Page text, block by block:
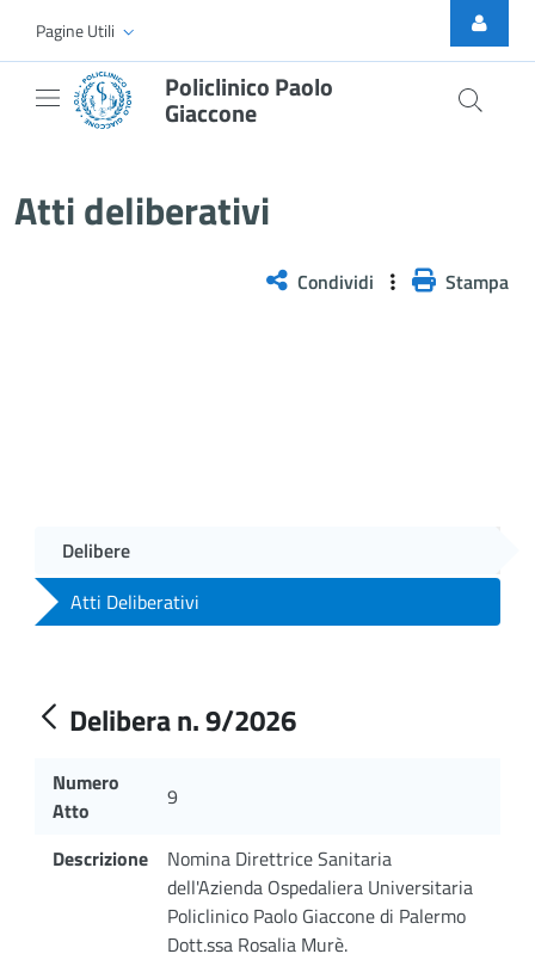
Skip to Main Content
Pagine Utili
Policlinico Paolo
Giaccone
Atti deliberativi
Condividi Stampa
Delibere
Atti Deliberativi
Delibera n. 9/2026
Numero
Atto
9
Descrizione
Nomina Direttrice Sanitaria
dell'Azienda Ospedaliera Universitaria
Policlinico Paolo Giaccone di Palermo
Dott.ssa Rosalia Murè.